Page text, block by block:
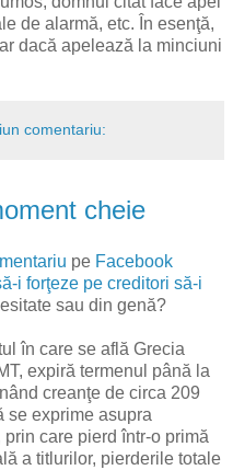
de alarmă, etc. În esenţă,
dacă apelează la minciuni
comentariu:
cheie
pe Facebook
i forţeze pe creditori să-i
sau din genă?
în care se află Grecia
expiră termenul până la
creanţe de circa 209
se exprime asupra
care pierd într-o primă
a titlurilor, pierderile totale